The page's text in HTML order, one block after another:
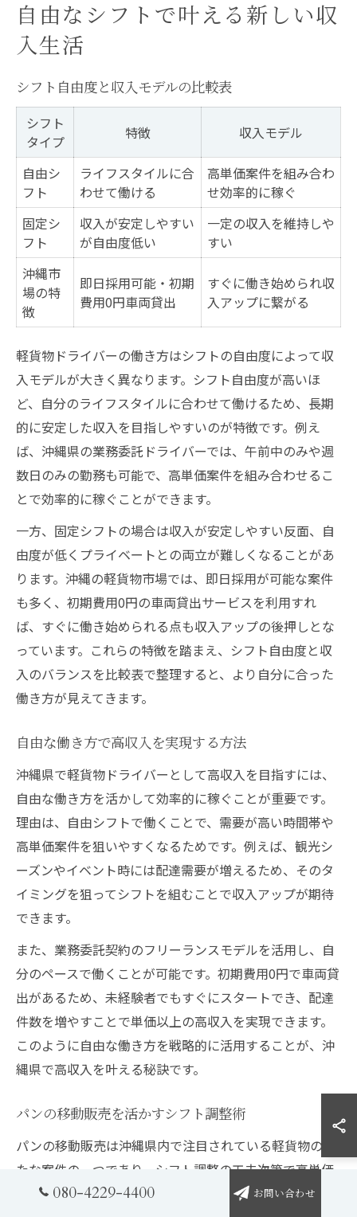
自由なシフトで叶える新しい収
入生活
シフト自由度と収入モデルの比較表
シフト
タイプ
特徴 収入モデル
自由シ
フト
ライフスタイルに合
わせて働ける
高単価案件を組み合わ
せ効率的に稼ぐ
固定シ
フト
収入が安定しやすい
が自由度低い
一定の収入を維持しや
すい
沖縄市
場の特
徴
即日採用可能・初期
費用0円車両貸出
すぐに働き始められ収
入アップに繋がる
軽貨物ドライバーの働き方はシフトの自由度によって収
入モデルが大きく異なります。シフト自由度が高いほ
ど、自分のライフスタイルに合わせて働けるため、長期
的に安定した収入を目指しやすいのが特徴です。例え
ば、沖縄県の業務委託ドライバーでは、午前中のみや週
数日のみの勤務も可能で、高単価案件を組み合わせるこ
とで効率的に稼ぐことができます。
一方、固定シフトの場合は収入が安定しやすい反面、自
由度が低くプライベートとの両立が難しくなることがあ
ります。沖縄の軽貨物市場では、即日採用が可能な案件
も多く、初期費用0円の車両貸出サービスを利用すれ
ば、すぐに働き始められる点も収入アップの後押しとな
っています。これらの特徴を踏まえ、シフト自由度と収
入のバランスを比較表で整理すると、より自分に合った
働き方が見えてきます。
自由な働き方で高収入を実現する方法
沖縄県で軽貨物ドライバーとして高収入を目指すには、
自由な働き方を活かして効率的に稼ぐことが重要です。
理由は、自由シフトで働くことで、需要が高い時間帯や
高単価案件を狙いやすくなるためです。例えば、観光シ
ーズンやイベント時には配達需要が増えるため、そのタ
イミングを狙ってシフトを組むことで収入アップが期待
できます。
また、業務委託契約のフリーランスモデルを活用し、自
分のペースで働くことが可能です。初期費用0円で車両貸
出があるため、未経験者でもすぐにスタートでき、配達
件数を増やすことで単価以上の高収入を実現できます。
このように自由な働き方を戦略的に活用することが、沖
縄県で高収入を叶える秘訣です。
パンの移動販売を活かすシフト調整術
パンの移動販売は沖縄県内で注目されている軽貨物の新
たな案件の一つであり、シフト調整の工夫次第で高単価
収入を狙えます。理由は、パンの移動販売は固定のルー
080-4229-4400 お問い合わせ